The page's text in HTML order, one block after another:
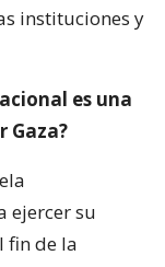
instituciones y
es una
Gaza?
ejercer su
fin de la